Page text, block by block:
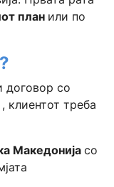
план или по
договор со
, клиентот треба
Македонијасо